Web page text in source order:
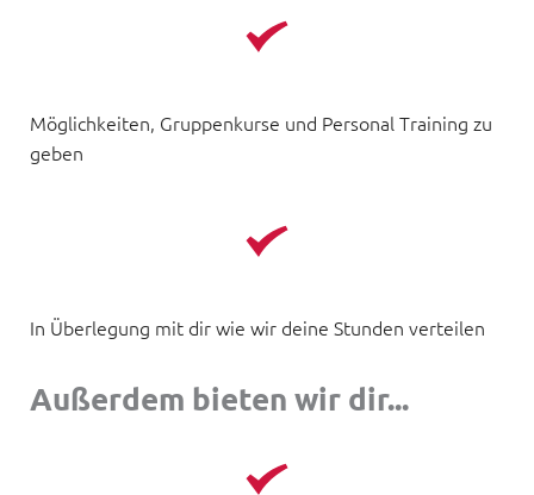
Möglichkeiten, Gruppenkurse und Personal Training zu
geben
In Überlegung mit dir wie wir deine Stunden verteilen
Außerdem bieten wir dir...